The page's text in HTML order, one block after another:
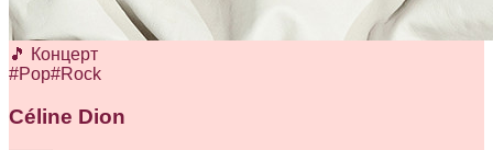
🎵 Концерт
#Pop#Rock
Céline Dion